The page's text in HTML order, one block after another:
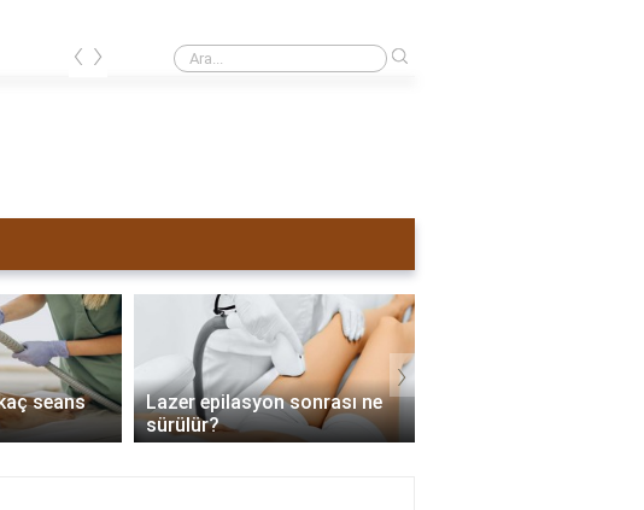
Sivilceli yüze lazer yapılırsa ne olur?
‹ ›
seans
Lazer epilasyon sonrası ne
sürülür?
›